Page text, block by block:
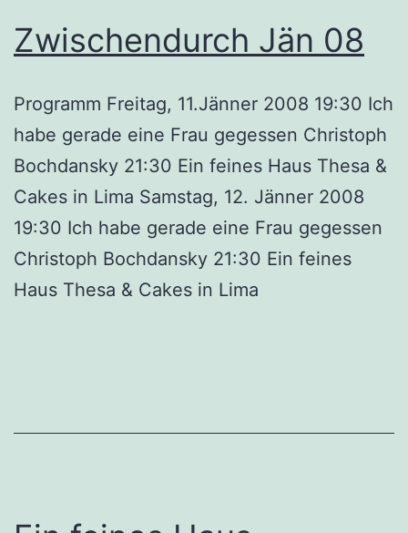
Zwischendurch Jän 08
Programm Freitag, 11.Jänner 2008 19:30 Ich
habe gerade eine Frau gegessen Christoph
Bochdansky 21:30 Ein feines Haus Thesa &
Cakes in Lima Samstag, 12. Jänner 2008
19:30 Ich habe gerade eine Frau gegessen
Christoph Bochdansky 21:30 Ein feines
Haus Thesa & Cakes in Lima